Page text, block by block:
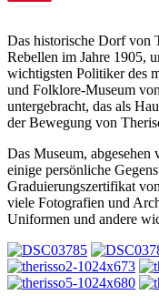
Das historische Dorf von
Rebellen im Jahre 1905,
wichtigsten Politiker des
und Folklore-Museum
untergebracht, das als
der Bewegung von
Das Museum, abgesehen
einige persönliche
Graduierungszertifikat
viele Fotografien und
Uniformen und andere